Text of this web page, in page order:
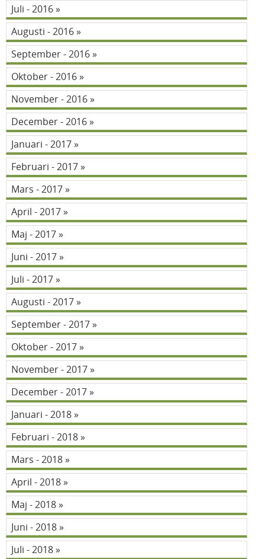
Juli - 2016
Augusti - 2016
September - 2016
Oktober - 2016
November - 2016
December - 2016
Januari - 2017
Februari - 2017
Mars - 2017
April - 2017
Maj - 2017
Juni - 2017
Juli - 2017
Augusti - 2017
September - 2017
Oktober - 2017
November - 2017
December - 2017
Januari - 2018
Februari - 2018
Mars - 2018
April - 2018
Maj - 2018
Juni - 2018
Juli - 2018